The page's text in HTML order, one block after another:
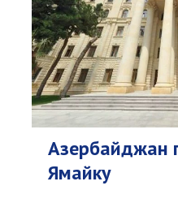
Азербайджан
Ямайку